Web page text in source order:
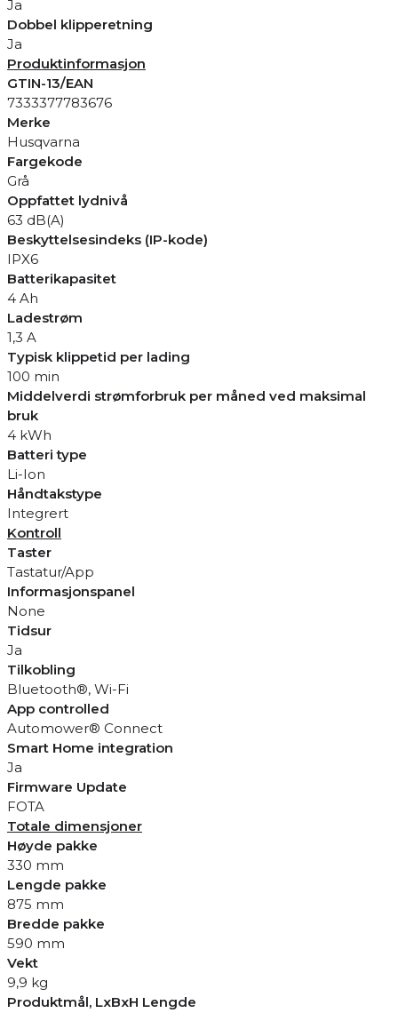
Ja
Dobbel klipperetning
Ja
Produktinformasjon
GTIN-13/EAN
7333377783676
Merke
Husqvarna
Fargekode
Grå
Oppfattet lydnivå
63 dB(A)
Beskyttelsesindeks (IP-kode)
IPX6
Batterikapasitet
4 Ah
Ladestrøm
1,3 A
Typisk klippetid per lading
100 min
Middelverdi strømforbruk per måned ved maksimal
bruk
4 kWh
Batteri type
Li-Ion
Håndtakstype
Integrert
Kontroll
Taster
Tastatur/App
Informasjonspanel
None
Tidsur
Ja
Tilkobling
Bluetooth®, Wi-Fi
App controlled
Automower® Connect
Smart Home integration
Ja
Firmware Update
FOTA
Totale dimensjoner
Høyde pakke
330 mm
Lengde pakke
875 mm
Bredde pakke
590 mm
Vekt
9,9 kg
Produktmål, LxBxH Lengde